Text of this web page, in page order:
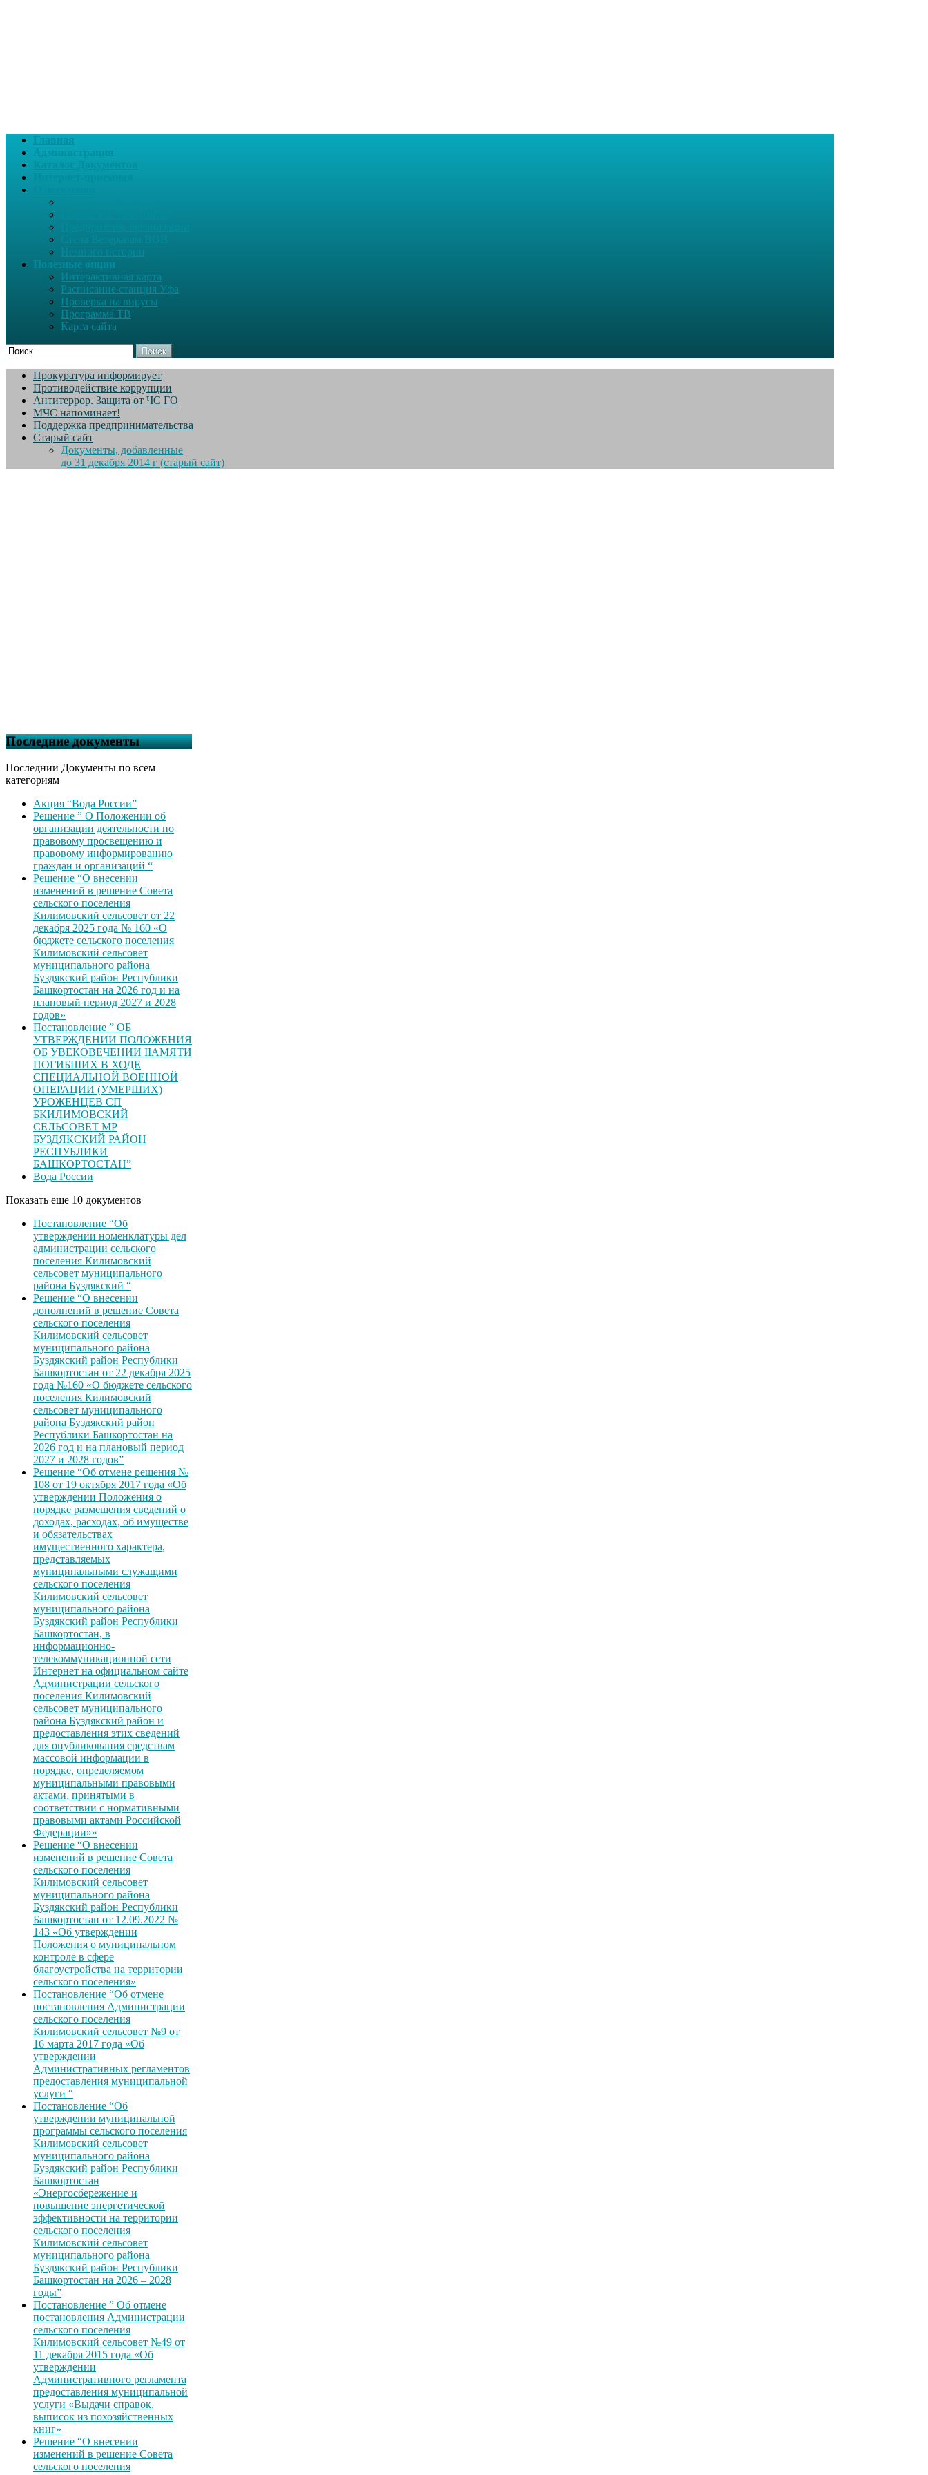
Главная
Администрация
Немного истории
Полезные опции
Интерактивная карта
Расписание станция Уфа
Проверка на вирусы
Программа ТВ
Карта сайта
Поиск
Прокуратура информирует
Противодействие коррупции
Антитеррор. Защита от ЧС ГО
МЧС напоминает!
Поддержка предпринимательства
Старый сайт
Документы, добавленные
до 31 декабря 2014 г (старый сайт)
Последние документы
Последнии Документы по всем
категориям
Акция “Вода России”
Решение ” О Положении об
организации деятельности по
правовому просвещению и
правовому информированию
граждан и организаций “
Решение “О внесении
изменений в решение Совета
сельского поселения
Килимовский сельсовет от 22
декабря 2025 года № 160 «О
бюджете сельского поселения
Килимовский сельсовет
муниципального района
Буздякский район Республики
Башкортостан на 2026 год и на
плановый период 2027 и 2028
годов»
Постановление ” ОБ
УТВЕРЖДЕНИИ ПОЛОЖЕНИЯ
ОБ УВЕКОВЕЧЕНИИ ІІАМЯТИ
ПОГИБШИХ В ХОДЕ
СПЕЦИАЛЬНОЙ ВОЕННОЙ
ОПЕРАЦИИ (УМЕРШИХ)
УРОЖЕНЦЕВ CП
БКИЛИМОВСКИЙ
СЕЛЬСОВЕТ МР
БУЗДЯКСКИЙ РАЙОН
РЕСПУБЛИКИ
БАШКОРТОСТАН”
Вода России
Показать еще 10 документов
Постановление “Об
утверждении номенклатуры дел
администрации сельского
поселения Килимовский
сельсовет муниципального
района Буздякский “
Решение “О внесении
дополнений в решение Совета
сельского поселения
Килимовский сельсовет
муниципального района
Буздякский район Республики
Башкортостан от 22 декабря 2025
года №160 «О бюджете сельского
поселения Килимовский
сельсовет муниципального
района Буздякский район
Республики Башкортостан на
2026 год и на плановый период
2027 и 2028 годов”
Решение “Об отмене решения №
108 от 19 октября 2017 года «Об
утверждении Положения о
порядке размещения сведений о
доходах, расходах, об имуществе
и обязательствах
имущественного характера,
представляемых
муниципальными служащими
сельского поселения
Килимовский сельсовет
муниципального района
Буздякский район Республики
Башкортостан, в
информационно-
телекоммуникационной сети
Интернет на официальном сайте
Администрации сельского
поселения Килимовский
сельсовет муниципального
района Буздякский район и
предоставления этих сведений
для опубликования средствам
массовой информации в
порядке, определяемом
муниципальными правовыми
актами, принятыми в
соответствии с нормативными
правовыми актами Российской
Федерации»»
Решение “О внесении
изменений в решение Совета
сельского поселения
Килимовский сельсовет
муниципального района
Буздякский район Республики
Башкортостан от 12.09.2022 №
143 «Об утверждении
Положения о муниципальном
контроле в сфере
благоустройства на территории
сельского поселения»
Постановление “Об отмене
постановления Администрации
сельского поселения
Килимовский сельсовет №9 от
16 марта 2017 года «Об
утверждении
Административных регламентов
предоставления муниципальной
услуги “
Постановление “Об
утверждении муниципальной
программы сельского поселения
Килимовский сельсовет
муниципального района
Буздякский район Республики
Башкортостан
«Энергосбережение и
повышение энергетической
эффективности на территории
сельского поселения
Килимовский сельсовет
муниципального района
Буздякский район Республики
Башкортостан на 2026 – 2028
годы”
Постановление ” Об отмене
постановления Администрации
сельского поселения
Килимовский сельсовет №49 от
11 декабря 2015 года «Об
утверждении
Административного регламента
предоставления муниципальной
услуги «Выдачи справок,
выписок из похозяйственных
книг»
Решение “О внесении
изменений в решение Совета
сельского поселения